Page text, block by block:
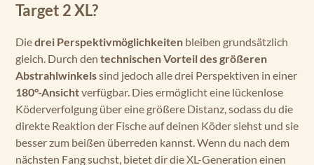
Target 2 XL?
Diedrei Perspektivmöglichkeiten bleiben grundsätzlich
gleich. Durch den technischen Vorteil des größeren
Abstrahlwinkelssind jedoch alle drei Perspektiven in einer
180°-Ansichtverfügbar. Dies ermöglicht eine lückenlose
Köderverfolgung über eine größere Distanz, sodass du die
direkte Reaktion der Fische auf deinen Köder siehst und sie
besser zum beißen überreden kannst. Wenn du nach dem
nächsten Fang suchst, bietet dir die XL-Generation einen